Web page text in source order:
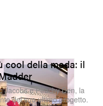
cool della moda: il
Jacobs e Peachy Den, la
del suo ultimo progetto.